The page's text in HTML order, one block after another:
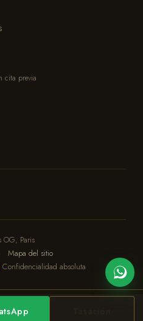
cita previa
Paris
Mapa del sitio
Confidencialidad absoluta